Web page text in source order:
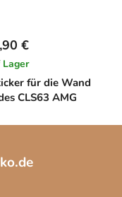
für die Wand
CLS63 AMG
€